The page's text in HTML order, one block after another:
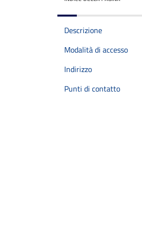
Descrizione
Modalità di accesso
Indirizzo
Punti di contatto